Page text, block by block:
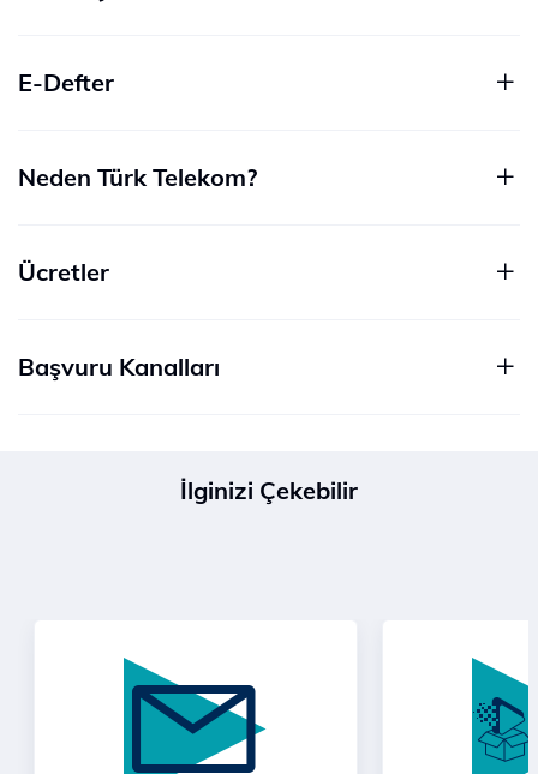
E-Defter
Neden Türk Telekom?
Ücretler
Başvuru Kanalları
İlginizi Çekebilir